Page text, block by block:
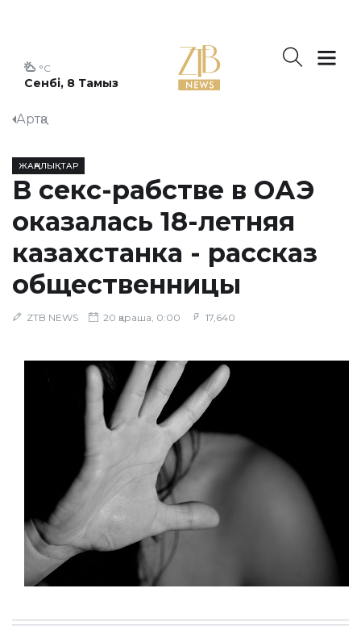
Сенбі, 8 Тамыз
°C
Артқа
ЖАҢАЛЫҚТАР
В секс-рабстве в ОАЭ
оказалась 18-летняя
казахстанка - рассказ
общественницы
ZTB NEWS 20 қараша, 0:00 17,640